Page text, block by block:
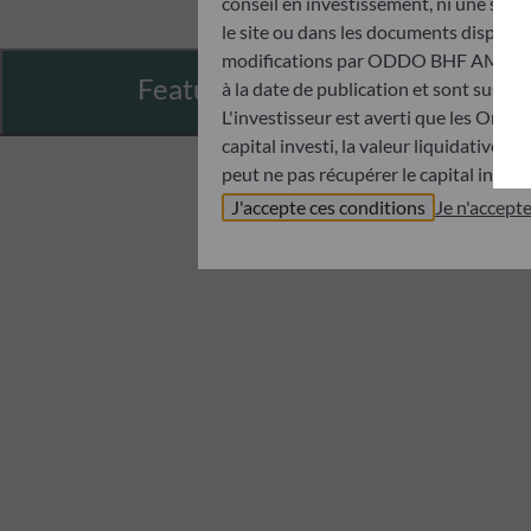
Features
le site ou dans les documents
modifications par ODDO BHF AM à
à la date de publication et sont
L'investisseur est averti que les
capital investi, la valeur liquidative
peut ne pas récupérer le capital
Avant de souscrire dans un OPC,
désinvestissement prise sur la base
publication ou des informations
Les valeurs liquidatives affichées sur
de contacter un conseiller fiscal
J'accepte ces conditions Je